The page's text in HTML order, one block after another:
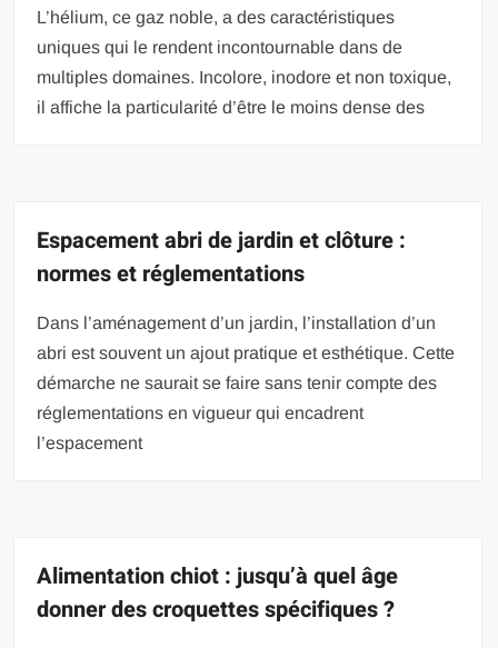
L’hélium, ce gaz noble, a des caractéristiques
uniques qui le rendent incontournable dans de
multiples domaines. Incolore, inodore et non toxique,
il affiche la particularité d’être le moins dense des
Espacement abri de jardin et clôture :
normes et réglementations
Dans l’aménagement d’un jardin, l’installation d’un
abri est souvent un ajout pratique et esthétique. Cette
démarche ne saurait se faire sans tenir compte des
réglementations en vigueur qui encadrent
l’espacement
Alimentation chiot : jusqu’à quel âge
donner des croquettes spécifiques ?